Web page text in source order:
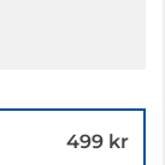
499 kr